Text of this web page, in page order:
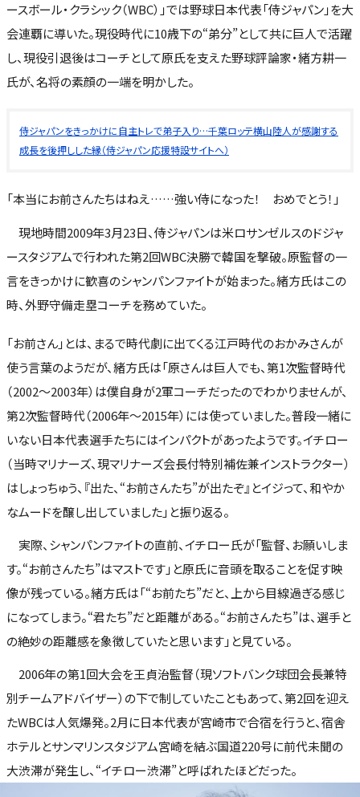
ースボール・クラシック（WBC）」では野球日本代表「侍ジャパン」を大
会連覇に導いた。現役時代に10歳下の“弟分”として共に巨人で活躍
し、現役引退後はコーチとして原氏を支えた野球評論家・緒方耕一
氏が、名将の素顔の一端を明かした。
侍ジャパンをきっかけに自主トレで弟子入り…千葉ロッテ横山陸人が感謝する
成長を後押しした縁（侍ジャパン応援特設サイトへ）
「本当にお前さんたちはねえ……強い侍になった！ おめでとう！」
現地時間2009年3月23日、侍ジャパンは米ロサンゼルスのドジャ
ースタジアムで行われた第2回WBC決勝で韓国を撃破。原監督の一
言をきっかけに歓喜のシャンパンファイトが始まった。緒方氏はこの
時、外野守備走塁コーチを務めていた。
「お前さん」とは、まるで時代劇に出てくる江戸時代のおかみさんが
使う言葉のようだが、緒方氏は「原さんは巨人でも、第1次監督時代
（2002～2003年）は僕自身が2軍コーチだったのでわかりませんが、
第2次監督時代（2006年～2015年）には使っていました。普段一緒に
いない日本代表選手たちにはインパクトがあったようです。イチロー
（当時マリナーズ、現マリナーズ会長付特別補佐兼インストラクター）
はしょっちゅう、『出た、“お前さんたち”が出たぞ』とイジって、和やか
なムードを醸し出していました」と振り返る。
実際、シャンパンファイトの直前、イチロー氏が「監督、お願いしま
す。“お前さんたち”はマストです」と原氏に音頭を取ることを促す映
像が残っている。緒方氏は「“お前たち”だと、上から目線過ぎる感じ
になってしまう。“君たち”だと距離がある。“お前さんたち”は、選手と
の絶妙の距離感を象徴していたと思います」と見ている。
2006年の第1回大会を王貞治監督（現ソフトバンク球団会長兼特
別チームアドバイザー）の下で制していたこともあって、第2回を迎え
たWBCは人気爆発。2月に日本代表が宮崎市で合宿を行うと、宿舎
ホテルとサンマリンスタジアム宮崎を結ぶ国道220号に前代未聞の
大渋滞が発生し、“イチロー渋滞”と呼ばれたほどだった。